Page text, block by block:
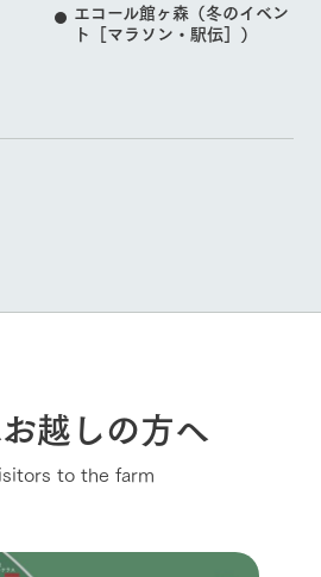
エコール館ヶ森（冬のイベン
ト［マラソン・駅伝］）
越しの方へ
to the farm